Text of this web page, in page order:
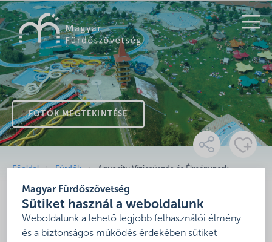
Magyar Fürdőszövetség
Sütiket használ a weboldalunk
Weboldalunk a lehető legjobb felhasználói élmény
és a biztonságos működés érdekében sütiket
KERESÉS
FOTÓK MEGTEKINTÉSE
Főoldal Fürdők Aquacity Vízicsúszda és Élménypark
Aquacity Vízicsúszda és
Élménypark